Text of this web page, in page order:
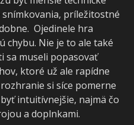
príležitostné
Ojedinele hra
chybu. Nie je to ale také
sa museli popasovať
ktoré už ale rapídne
si síce pomerne
intuitívnejšie, najmä čo
a doplnkami.